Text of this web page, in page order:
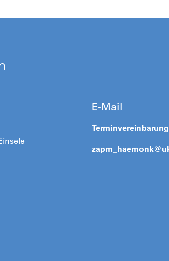
E-Mail
Terminvereinbarung
zapm_haemonk@